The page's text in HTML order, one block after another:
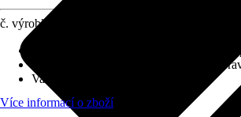
č. výrobku
Kovová ovládací
Bez odtokové
Varianta
Více informací o zboží